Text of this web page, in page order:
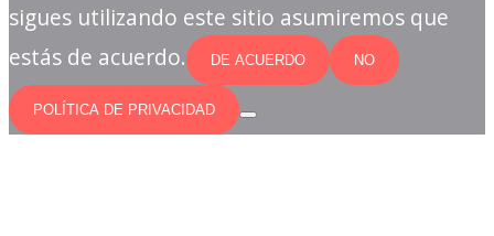
sigues utilizando este sitio asumiremos que
estás de acuerdo.
DE ACUERDO NO
POLÍTICA DE PRIVACIDAD